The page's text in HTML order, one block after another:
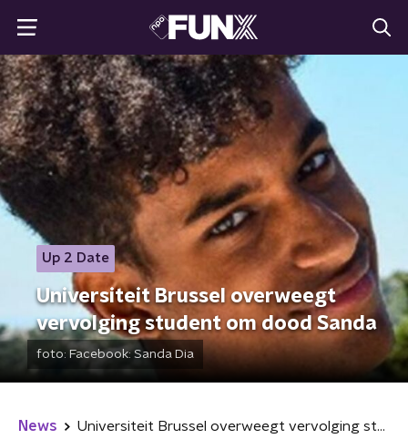
Up 2 Date
Universiteit Brussel overweegt
vervolging student om dood Sanda
foto: Facebook: Sanda Dia
News Universiteit Brussel overweegt vervolging student om dood Sanda